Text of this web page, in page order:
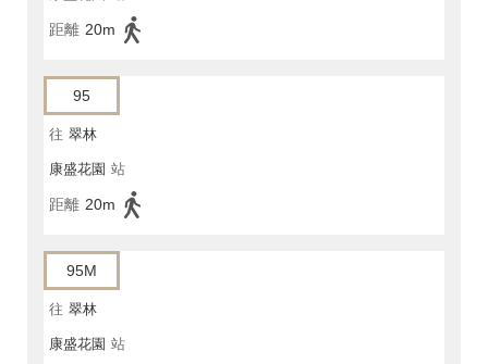
距離 20m
95
往 翠林
康盛花園 站
距離 20m
95M
往 翠林
康盛花園 站